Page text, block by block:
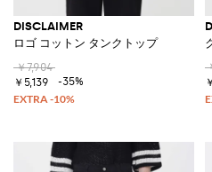
DISCLAIMER
ロゴ コットン タンクトップ
￥7,904
￥5,139
-35%